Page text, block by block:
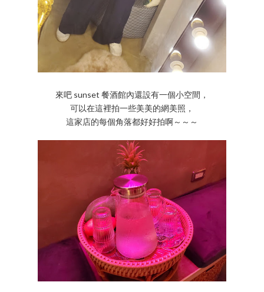
來吧 sunset 餐酒館內還設有一個小空間，
可以在這裡拍一些美美的網美照，
這家店的每個角落都好好拍啊～～～